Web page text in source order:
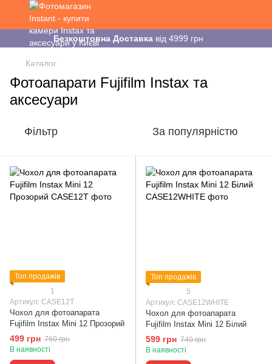
Безкоштовна Доставка від 4999 грн
Каталог
Фотоапарати Fujifilm Instax та
аксесуари
Фільтр За популярністю
Топ продажів
1
Артикул: CASE12T
Чохол для фотоапарата
Fujifilm Instax Mini 12 Прозорий
499 грн 760 грн
В наявності
Топ продажів
5
Артикул: CASE12WHITE
Чохол для фотоапарата
Fujifilm Instax Mini 12 Білий
599 грн 740 грн
В наявності